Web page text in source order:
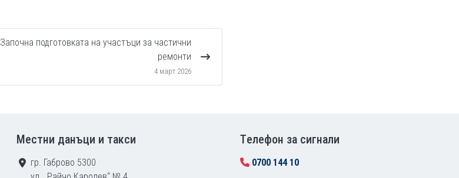
Започна подготовката на участъци за частични
ремонти
4 март 2026
Местни данъци и такси
гр. Габрово 5300
Tелефон за сигнали
0700 144 10